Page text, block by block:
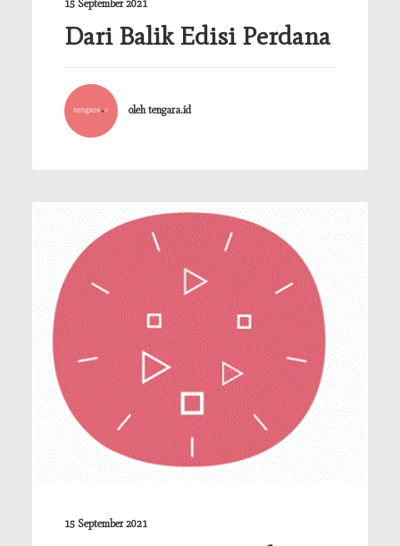
15 September 2021
Dari Balik Edisi Perdana
oleh tengara.id
15 September 2021